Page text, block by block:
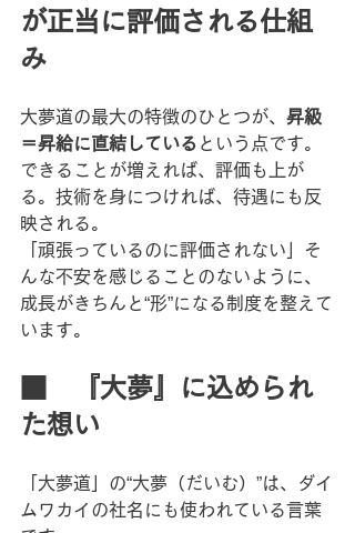
が正当に評価される仕組
み
大夢道の最大の特徴のひとつが、 昇級
＝昇給に直結している という点です。
できることが増えれば、評価も上が
る。技術を身につければ、待遇にも反
映される。
「頑張っているのに評価されない」そ
んな不安を感じることのないように、
成長がきちんと“形”になる制度を整えて
います。
■　『大夢』に込められ
た想い
「大夢道」の“大夢（だいむ）”は、ダイ
ムワカイの社名にも使われている言葉